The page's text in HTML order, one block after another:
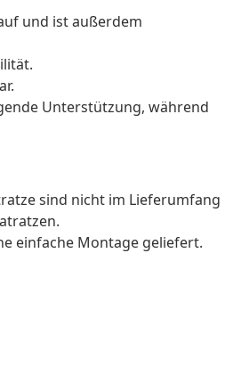
und ist außerdem
Unterstützung, während
sind nicht im Lieferumfang
einfache Montage geliefert.